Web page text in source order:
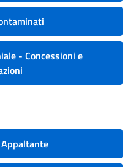
- Concessioni e